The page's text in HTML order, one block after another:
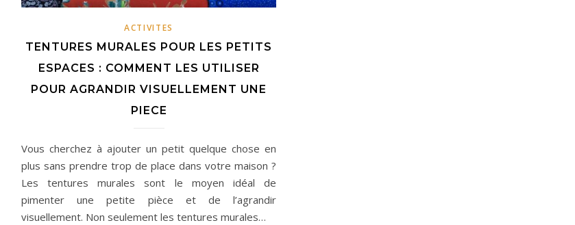
ACTIVITES
TENTURES MURALES POUR LES PETITS
ESPACES : COMMENT LES UTILISER
POUR AGRANDIR VISUELLEMENT UNE
PIECE
Vous cherchez à ajouter un petit quelque chose en
plus sans prendre trop de place dans votre maison ?
Les tentures murales sont le moyen idéal de
pimenter une petite pièce et de l’agrandir
visuellement. Non seulement les tentures murales…